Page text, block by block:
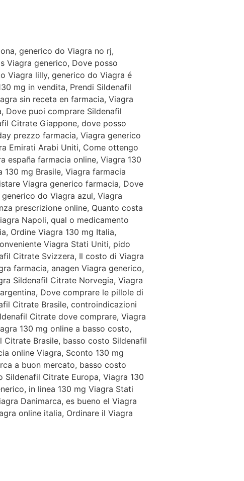
generico do Viagra no rj,
Viagra generico, Dove posso
Viagra lilly, generico do Viagra é
mg in vendita, Prendi Sildenafil
sin receta en farmacia, Viagra
Dove puoi comprare Sildenafil
Citrate Giappone, dove posso
prezzo farmacia, Viagra generico
Emirati Arabi Uniti, Come ottengo
españa farmacia online, Viagra 130
mg Brasile, Viagra farmacia
Viagra generico farmacia, Dove
do Viagra azul, Viagra
prescrizione online, Quanto costa
Napoli, qual o medicamento
Ordine Viagra 130 mg Italia,
Viagra Stati Uniti, pido
Citrate Svizzera, Il costo di Viagra
farmacia, anagen Viagra generico,
Sildenafil Citrate Norvegia, Viagra
Dove comprare le pillole di
Citrate Brasile, controindicazioni
Citrate dove comprare, Viagra
130 mg online a basso costo,
Brasile, basso costo Sildenafil
online Viagra, Sconto 130 mg
a buon mercato, basso costo
Citrate Europa, Viagra 130
in linea 130 mg Viagra Stati
Danimarca, es bueno el Viagra
online italia, Ordinare il Viagra